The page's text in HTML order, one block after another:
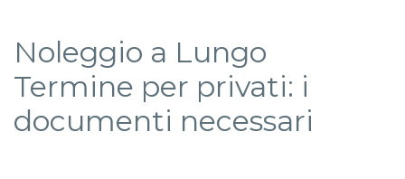
Noleggio a Lungo
Termine per privati: i
documenti necessari